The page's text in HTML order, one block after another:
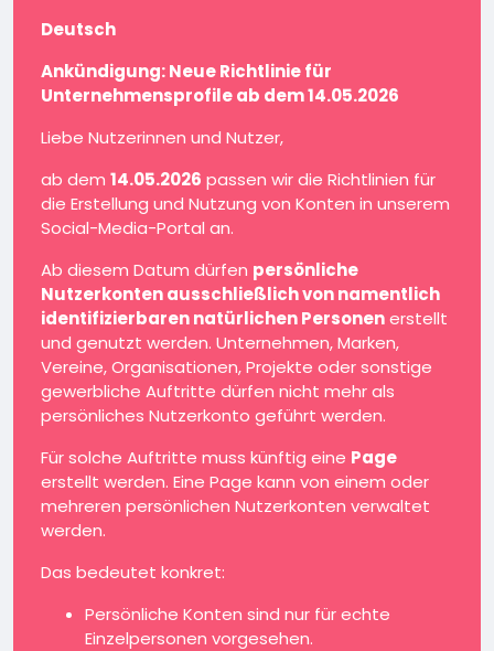
Deutsch
Ankündigung: Neue Richtlinie für
Unternehmensprofile ab dem 14.05.2026
Liebe Nutzerinnen und Nutzer,
ab dem 14.05.2026 passen wir die Richtlinien für
die Erstellung und Nutzung von Konten in unserem
Social-Media-Portal an.
Ab diesem Datum dürfen persönliche
Nutzerkonten ausschließlich von namentlich
identifizierbaren natürlichen Personenerstellt
und genutzt werden. Unternehmen, Marken,
Vereine, Organisationen, Projekte oder sonstige
gewerbliche Auftritte dürfen nicht mehr als
persönliches Nutzerkonto geführt werden.
Für solche Auftritte muss künftig eine Page
erstellt werden. Eine Page kann von einem oder
mehreren persönlichen Nutzerkonten verwaltet
werden.
Das bedeutet konkret:
Persönliche Konten sind nur für echte
Einzelpersonen vorgesehen.